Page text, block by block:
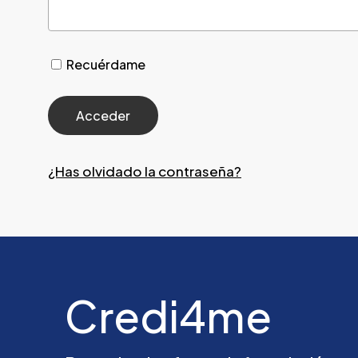
Recuérdame
¿Has olvidado la contraseña?
Credi4me